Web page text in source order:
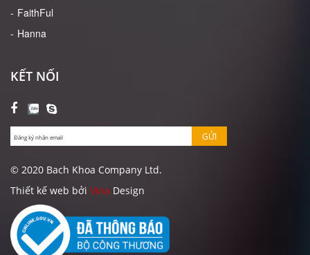
FaithFul
Hanna
KẾT NỐI
GỬI
© 2020 Bach Khoa Company Ltd.
Thiết kế web bởi Vina Design